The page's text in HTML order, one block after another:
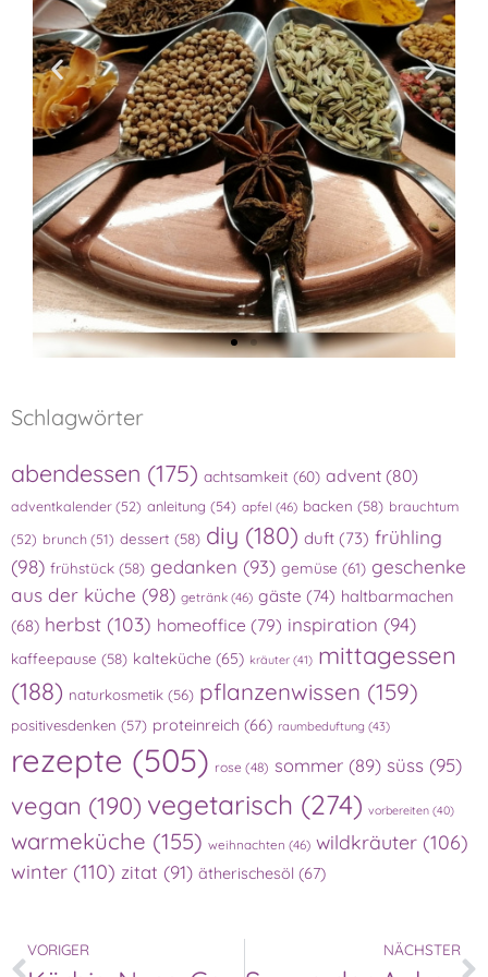
Schlagwörter
abendessen (175) achtsamkeit (60) advent (80)
adventkalender(52) anleitung (54) apfel (46) backen (58) brauchtum
(52) brunch(51) dessert (58) diy (180) duft (73) frühling
(98) frühstück (58) gedanken (93) gemüse (61) geschenke
aus der küche (98) getränk (46) gäste (74) haltbarmachen
(68) herbst (103) homeoffice (79) inspiration (94)
kaffeepause (58) kalteküche (65) kräuter (41) mittagessen
(188) naturkosmetik (56) pflanzenwissen (159)
positivesdenken (57) proteinreich (66) raumbeduftung (43)
rezepte (505) rose (48) sommer (89) süss (95)
vegan (190) vegetarisch (274) vorbereiten (40)
warmeküche (155) weihnachten (46) wildkräuter (106)
winter (110) zitat (91) ätherischesöl (67)
VORIGER NÄCHSTER